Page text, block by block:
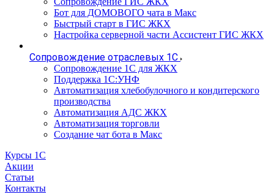
Бот для ДОМОВОГО чата в Макс
Быстрый старт в ГИС ЖКХ
Настройка серверной части Ассистент ГИС ЖКХ
Сопровождение отраслевых 1С
Сопровождение 1С для ЖКХ
Поддержка 1С:УНФ
Автоматизация хлебобулочного и кондитерского
производства
Автоматизация АДС ЖКХ
Автоматизация торговли
Создание чат бота в Макс
Курсы 1С
Акции
Статьи
Контакты